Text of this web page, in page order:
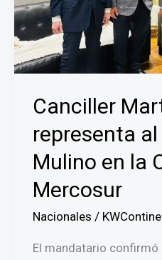
Canciller
representa
Mulino en la
Mercosur
Nacionales /
El mandatario confirmó